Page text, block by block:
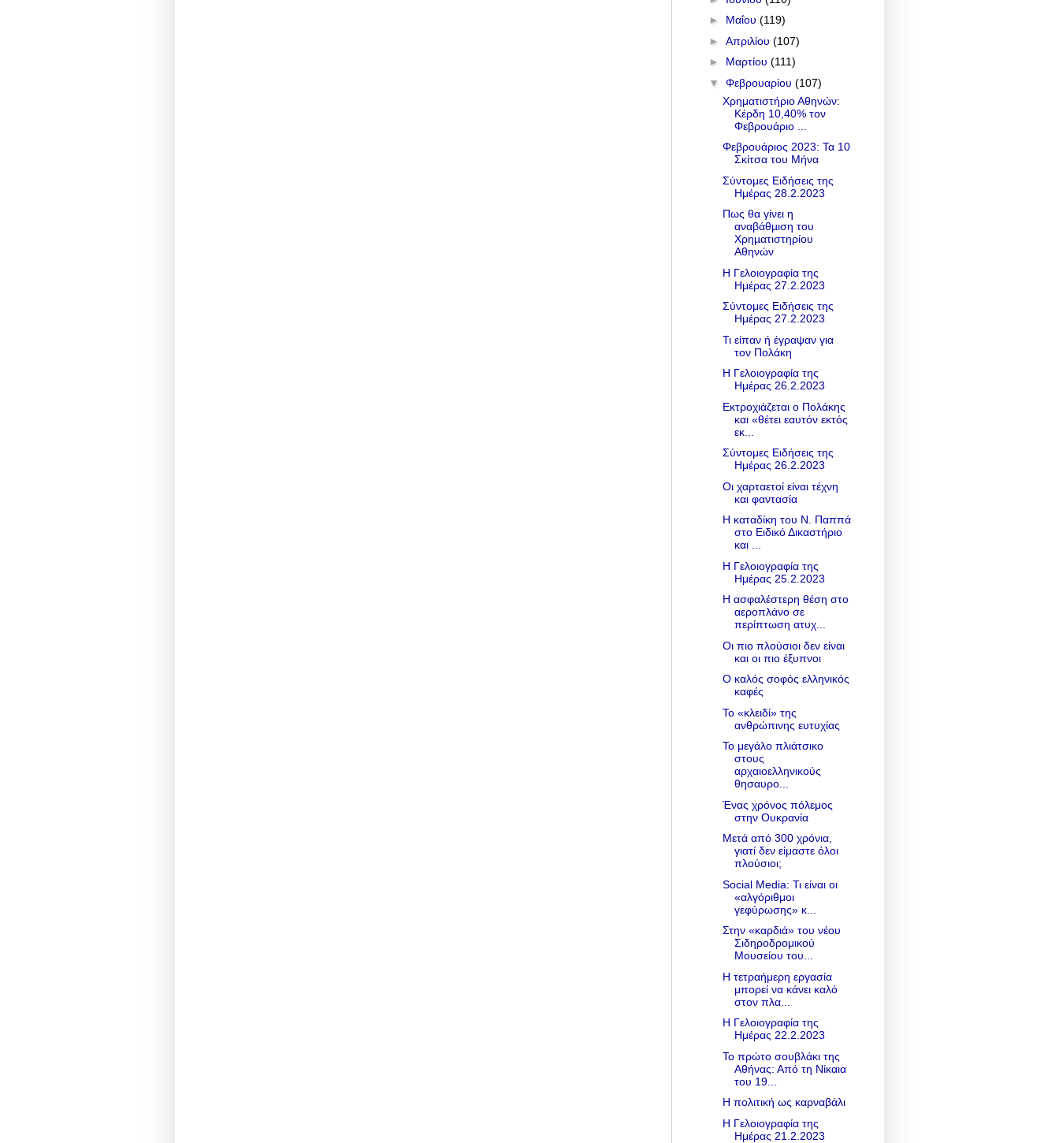
► Μαΐου (119)
► Απριλίου (107)
► Μαρτίου (111)
▼ Φεβρουαρίου (107)
Χρηματιστήριο Αθηνών:
Κέρδη 10,40% τον
Φεβρουάριο ...
Φεβρουάριος 2023: Τα 10
Σκίτσα του Μήνα
Σύντομες Ειδήσεις της
Ημέρας 28.2.2023
Πως θα γίνει η
αναβάθµιση του
Χρηµατιστηρίου
Αθηνών
Η Γελοιογραφία της
Ημέρας 27.2.2023
Σύντομες Ειδήσεις της
Ημέρας 27.2.2023
Τι είπαν ή έγραψαν για
τον Πολάκη
Η Γελοιογραφία της
Ημέρας 26.2.2023
Εκτροχιάζεται ο Πολάκης
και «θέτει εαυτόν εκτός
εκ...
Σύντομες Ειδήσεις της
Ημέρας 26.2.2023
Oι χαρταετοί είναι τέχνη
και φαντασία
Η καταδίκη του Ν. Παππά
στο Ειδικό Δικαστήριο
και ...
Η Γελοιογραφία της
Ημέρας 25.2.2023
H ασφαλέστερη θέση στο
αεροπλάνο σε
περίπτωση ατυχ...
Οι πιο πλούσιοι δεν είναι
και οι πιο έξυπνοι
Ο καλός σοφός ελληνικός
καφές
Το «κλειδί» της
ανθρώπινης ευτυχίας
Το μεγάλο πλιάτσικο
στους
αρχαιοελληνικούς
θησαυρο...
Ένας χρόνος πόλεμος
στην Ουκρανία
Μετά από 300 χρόνια,
γιατί δεν είμαστε όλοι
πλούσιοι;
Social Media: Τι είναι οι
«αλγόριθμοι
γεφύρωσης» κ...
Στην «καρδιά» του νέου
Σιδηροδρομικού
Μουσείου του...
Η τετραήμερη εργασία
μπορεί να κάνει καλό
στον πλα...
Η Γελοιογραφία της
Ημέρας 22.2.2023
Το πρώτο σουβλάκι της
Αθήνας: Από τη Νίκαια
του 19...
Η πολιτική ως καρναβάλι
Η Γελοιογραφία της
Ημέρας 21.2.2023